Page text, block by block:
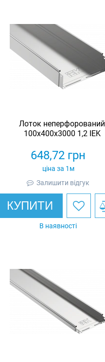
Лоток неперфорований
100х400х3000 1,2 IEK
648,72 грн
ціна за 1м
Залишити відгук
КУПИТИ
В наявності